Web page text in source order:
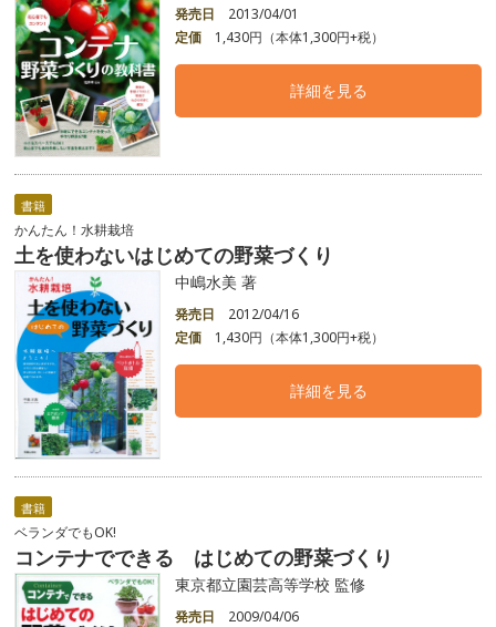
発売日
2013/04/01
定価
1,430円（本体1,300円+税）
詳細を見る
書籍
かんたん！水耕栽培
土を使わないはじめての野菜づくり
中嶋水美 著
発売日
2012/04/16
定価
1,430円（本体1,300円+税）
詳細を見る
書籍
ベランダでもOK!
コンテナでできる はじめての野菜づくり
東京都立園芸高等学校 監修
発売日
2009/04/06